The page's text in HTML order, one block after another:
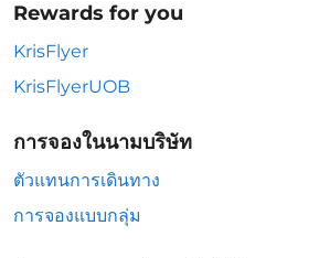
Rewards for you
KrisFlyer
KrisFlyerUOB
การจองในนามบริษัท
ตัวแทนการเดินทาง
การจองแบบกลุ่ม